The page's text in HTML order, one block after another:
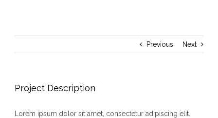
Previous Next
Project Description
Lorem ipsum dolor sit amet, consectetur adipiscing elit.